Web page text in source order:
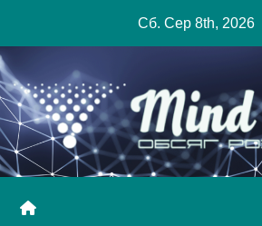
content
Сб. Сер 8th, 2026